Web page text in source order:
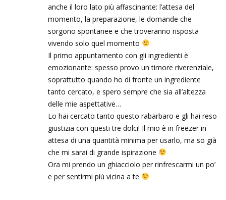
anche il loro lato più affascinante: l’attesa del
momento, la preparazione, le domande che
sorgono spontanee e che troveranno risposta
vivendo solo quel momento
Il primo appuntamento con gli ingredienti è
emozionante: spesso provo un timore riverenziale,
soprattutto quando ho di fronte un ingrediente
tanto cercato, e spero sempre che sia all’altezza
delle mie aspettative…
Lo hai cercato tanto questo rabarbaro e gli hai reso
giustizia con questi tre dolci! Il mio è in freezer in
attesa di una quantità minima per usarlo, ma so già
che mi sarai di grande ispirazione
Ora mi prendo un ghiacciolo per rinfrescarmi un po’
e per sentirmi più vicina a te